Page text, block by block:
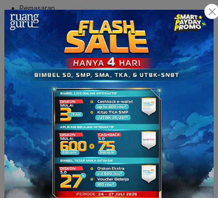
Pemasaran
Promosi dan Hubungan Masyarakat
Pemasaran Media Sosial
Pelayanan Pelanggan
4. Pendidikan Anak Usia Dini
Konsentrasi studi:
Administrasi Pusat PAUD
Spesialis Perawatan Anak Usia Dini dan Sekolah
Pendidikan dan Pengembangan Anak Usia Dini
Pendidikan Luar Biasa
5. Teknologi Informasi (TI)
Konsentrasi studi:
Keamanan Digital
Sistem Informasi Geografis (SIG)
Teknisi IT
Sistem Informasi Komputer (CIS) dan Ilmu Komputer (CS)